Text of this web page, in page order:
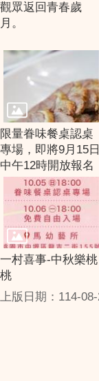
觀眾返回青春歲
月。
限量眷味餐桌認桌
專場，即將9月15日
中午12時開放報名
一村喜事-中秋樂桃
桃
上版日期：114-